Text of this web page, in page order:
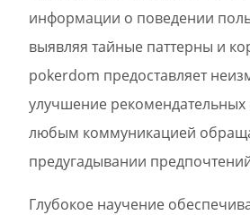
информации о поведении
выявляя тайные паттерны и
pokerdom предоставляет
улучшение рекомендательных
любым коммуникацией
предугадывании
Глубокое научение